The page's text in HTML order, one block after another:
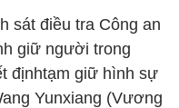
sát điều tra Công an
giữ người trong
địnhtạm giữ hình sự
Yunxiang (Vương